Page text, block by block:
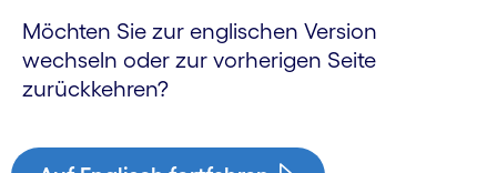
Möchten Sie zur englischen Version
wechseln oder zur vorherigen Seite
zurückkehren?